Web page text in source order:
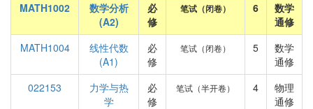
MATH1002
数学分析
(A2)
必
修
笔试（闭卷） 6
数学
通修
MATH1004
线性代数
(A1)
必
修
笔试（闭卷） 5
数学
通修
022153
力学与热
学
必
修
笔试（半开卷） 4
物理
通修